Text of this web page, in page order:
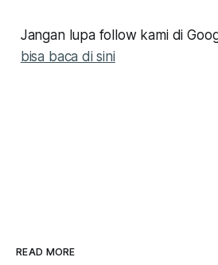
Jangan lupa follow kami di
bisa baca di sini
READ MORE